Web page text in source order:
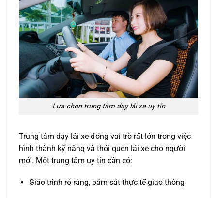
Lựa chọn trung tâm dạy lái xe uy tín
Trung tâm dạy lái xe đóng vai trò rất lớn trong việc
hình thành kỹ năng và thói quen lái xe cho người
mới. Một trung tâm uy tín cần có:
Giáo trình rõ ràng, bám sát thực tế giao thông